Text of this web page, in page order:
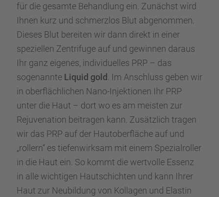
für die gesamte Behand­lung ein. Zunächst wird
Ihnen kurz und schmerz­los Blut abgenom­men.
Dieses Blut berei­ten wir dann direkt in einer
spezi­el­len Zentri­fuge auf und gewin­nen daraus
Ihr ganz eigenes, indivi­du­el­les PRP – das
sogenannte Liquid gold . Im Anschluss geben wir
in oberfläch­li­chen Nano-Injek­tio­nen Ihr PRP
unter die Haut – dort wo es am meisten zur
Rejuve­na­tion beitra­gen kann. Zusätz­lich tragen
wir das PRP auf der Hautober­flä­che auf und
„rollern“ es tiefen­wirk­sam mit einem Spezi­al­rol­ler
in die Haut ein. So kommt die wertvolle Essenz
in alle wichti­gen Hautschich­ten und kann Ihrer
Haut zur Neubil­dung von Kolla­gen und Elastin